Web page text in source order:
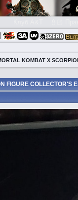
KOMBAT X
FIGURE COLLECTOR'S